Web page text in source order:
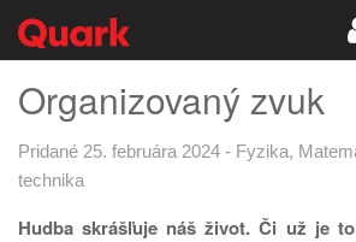
Organizovaný zvuk
Pridané 25. februára 2024 - Fyzika,
technika
Hudba skrášľuje náš život. Či už je